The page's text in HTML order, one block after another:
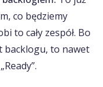
co będziemy
to cały zespół. Bo
backlogu, to nawet